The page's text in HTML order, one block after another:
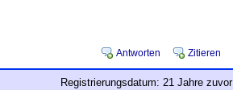
Antworten Zitieren
Registrierungsdatum: 21 Jahre zuvor